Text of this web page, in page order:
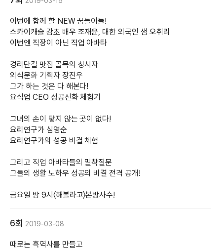
이번에 함께 할 NEW 꿈돌이들!
스카이캐슬 감초 배우 조재윤, 대한 외국인 샘 오취리
이번엔 직장이 아닌 직업 아바타
경리단길 맛집 골목의 창시자
외식문화 기획자 장진우
그가 하는 것은 다 해본다!
요식업 CEO 성공신화 체험기
그녀의 손이 닿지 않는 곳이 없다!
요리연구가 심영순
요리연구가의 성공 비결 체험
그리고 직업 아바타들의 밀착질문
그들의 생활 노하우 성공의 비결 전격 공개!
금요일 밤 9시〈해볼라고〉본방사수!
6회 2019-03-08
때로는 흑역사를 만들고